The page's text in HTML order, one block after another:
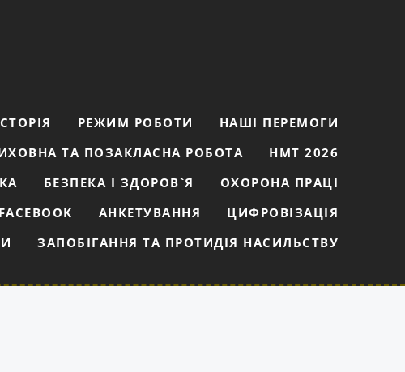
РЕЖИМ РОБОТИ
НАШІ ПЕРЕМОГИ
ТА ПОЗАКЛАСНА РОБОТА
НМТ 2026
БЕЗПЕКА І ЗДОРОВ`Я
ОХОРОНА ПРАЦІ
АНКЕТУВАННЯ
ЦИФРОВІЗАЦІЯ
ЗАПОБІГАННЯ ТА ПРОТИДІЯ НАСИЛЬСТВУ